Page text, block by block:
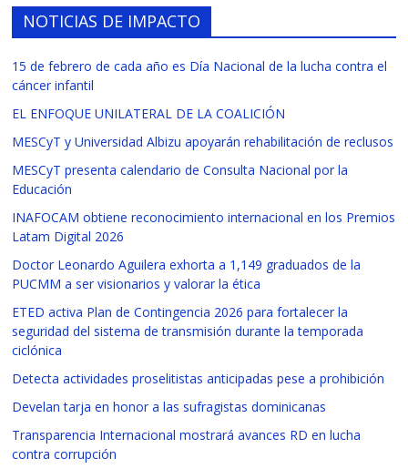
NOTICIAS DE IMPACTO
15 de febrero de cada año es Día Nacional de la lucha contra el
cáncer infantil
EL ENFOQUE UNILATERAL DE LA COALICIÓN
MESCyT y Universidad Albizu apoyarán rehabilitación de reclusos
MESCyT presenta calendario de Consulta Nacional por la
Educación
INAFOCAM obtiene reconocimiento internacional en los Premios
Latam Digital 2026
Doctor Leonardo Aguilera exhorta a 1,149 graduados de la
PUCMM a ser visionarios y valorar la ética
ETED activa Plan de Contingencia 2026 para fortalecer la
seguridad del sistema de transmisión durante la temporada
ciclónica
Detecta actividades proselitistas anticipadas pese a prohibición
Develan tarja en honor a las sufragistas dominicanas
Transparencia Internacional mostrará avances RD en lucha
contra corrupción